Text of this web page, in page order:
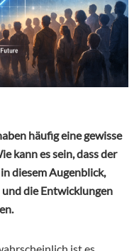
häufig eine gewisse
kann es sein, dass der
diesem Augenblick,
und die Entwicklungen